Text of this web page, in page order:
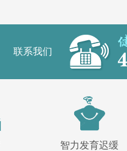
联系我们
智力发育迟缓